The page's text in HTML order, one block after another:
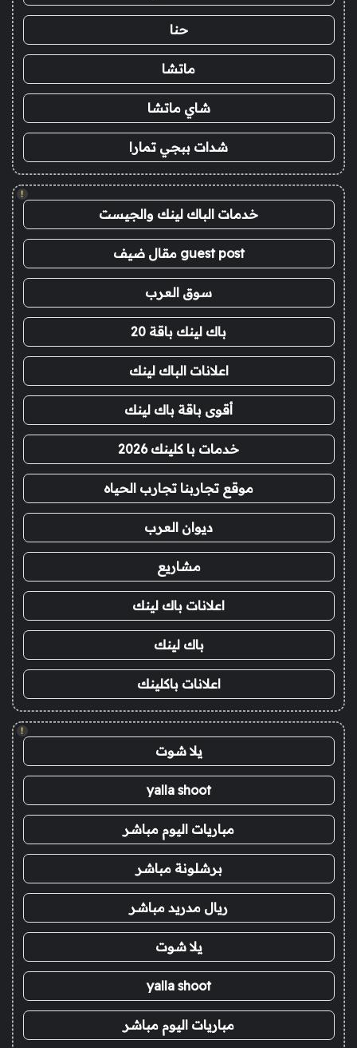
حنا
ماتشا
شاي ماتشا
شدات ببجي تمارا
!
خدمات الباك لينك والجيست
guest post مقال ضيف
سوق العرب
باك لينك باقة 20
اعلانات الباك لينك
أقوى باقة باك لينك
خدمات با كلينك 2026
موقع تجاربنا تجارب الحياه
ديوان العرب
مشاريع
اعلانات باك لينك
باك لينك
اعلانات باكلينك
!
يلا شوت
yalla shoot
مباريات اليوم مباشر
برشلونة مباشر
ريال مدريد مباشر
يلا شوت
yalla shoot
مباريات اليوم مباشر